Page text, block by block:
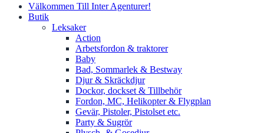
Välkommen Till Inter Agenturer!
Butik
Leksaker
Action
Arbetsfordon & traktorer
Baby
Bad, Sommarlek & Bestway
Djur & Skräckdjur
Dockor, dockset & Tillbehör
Fordon, MC, Helikopter & Flygplan
Gevär, Pistoler, Pistolset etc.
Party & Sugrör